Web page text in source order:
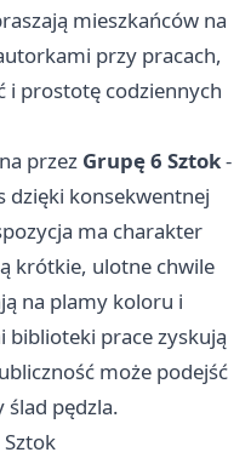
mieszkańców na
przy pracach,
i prostotę codziennych
przez Grupę 6 Sztok-
dzięki konsekwentnej
ma charakter
krótkie, ulotne chwile
na plamy koloru i
biblioteki prace zyskują
może podejść
ślad pędzla.
Sztok